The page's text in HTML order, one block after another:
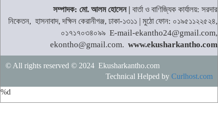
সম্পাদক: মো. আলম হোসেন | বার্তা ও বাণিজ্যিক কার্যালয়: সরদার
নিকেতন, হাসনাবাদ, দক্ষিন কেরানীগঞ্জ, ঢাকা-১৩১১ | মুঠো ফোন: ০১৯৫১১২২৫২৪,
০১৭১৭০৩৪০৯৯ E-mail-ekantho24@gmail.com,
ekontho@gmail.com. www.ekusharkantho.com
© All rights reserved © 2024 Ekusharkantho.com
Technical Helped by Curlhost.com
%d